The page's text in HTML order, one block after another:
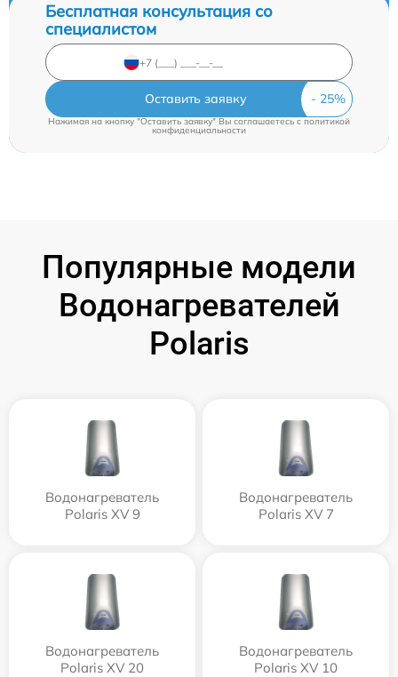
Бесплатная консультация со
специалистом
Оставить заявку
Нажимая на кнопку "Оставить заявку" Вы соглашаетесь cполитикой
конфиденциальности
Популярные модели
Водонагревателей
Polaris
Водонагреватель
Polaris XV 9
Водонагреватель
Polaris XV 7
Водонагреватель
Polaris XV 20
Водонагреватель
Polaris XV 10